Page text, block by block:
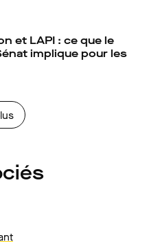
et LAPI : ce que le
implique pour les